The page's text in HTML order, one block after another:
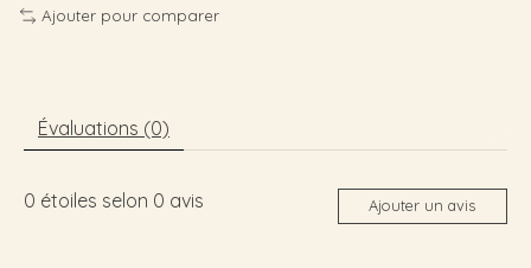
Ajouter pour comparer
Évaluations (0)
0 étoiles selon 0 avis Ajouter un avis